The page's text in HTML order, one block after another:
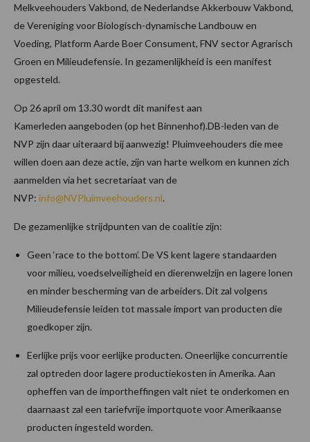
Melkveehouders Vakbond, de Nederlandse Akkerbouw Vakbond,
de Vereniging voor Biologisch-dynamische Landbouw en
Voeding, Platform Aarde Boer Consument, FNV sector Agrarisch
Groen en Milieudefensie. In gezamenlijkheid is een manifest
opgesteld.
Op 26 april om 13.30 wordt dit manifest aan
Kamerleden aangeboden (op het Binnenhof).DB-leden van de
NVP zijn daar uiteraard bij aanwezig! Pluimveehouders die mee
willen doen aan deze actie, zijn van harte welkom en kunnen zich
aanmelden via het secretariaat van de
NVP: info@NVPluimveehouders.nl.
De gezamenlijke strijdpunten van de coalitie zijn:
Geen ‘race to the bottom’. De VS kent lagere standaarden
voor milieu, voedselveiligheid en dierenwelzijn en lagere lonen
en minder bescherming van de arbeiders. Dit zal volgens
Milieudefensie leiden tot massale import van producten die
goedkoper zijn.
Eerlijke prijs voor eerlijke producten. Oneerlijke concurrentie
zal optreden door lagere productiekosten in Amerika. Aan
opheffen van de importheffingen valt niet te onderkomen en
daarnaast zal een tariefvrije importquote voor Amerikaanse
producten ingesteld worden.